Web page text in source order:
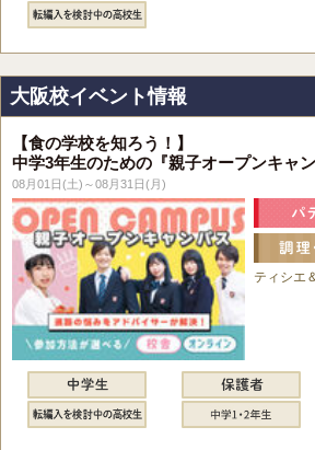
大阪校イベント情報
【食の学校を知ろう！】
中学3年生のための『親子オープンキャン
08月01日(土)～08月31日(月)
ティシエ